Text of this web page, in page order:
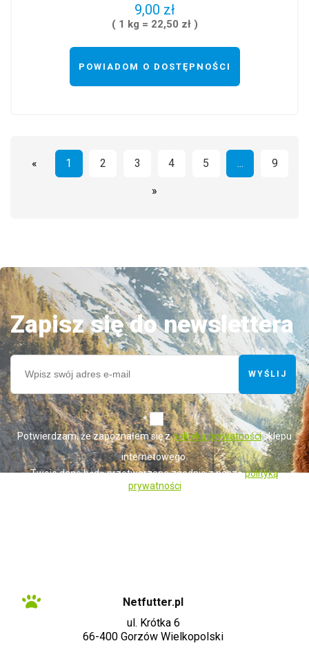
9,00 zł
( 1 kg = 22,50 zł )
POWIADOM O DOSTĘPNOŚCI
« 1 2 3 4 5 ... 9
»
Zapisz się do newslettera
WYŚLIJ
*
Potwierdzam, że zapoznałem się zpolityką prywatnościsklepu
internetowego.
Twoje dane będą przetwarzane zgodnie z nasząpolityką
prywatności
Netfutter.pl
ul. Krótka 6
66-400 Gorzów Wielkopolski